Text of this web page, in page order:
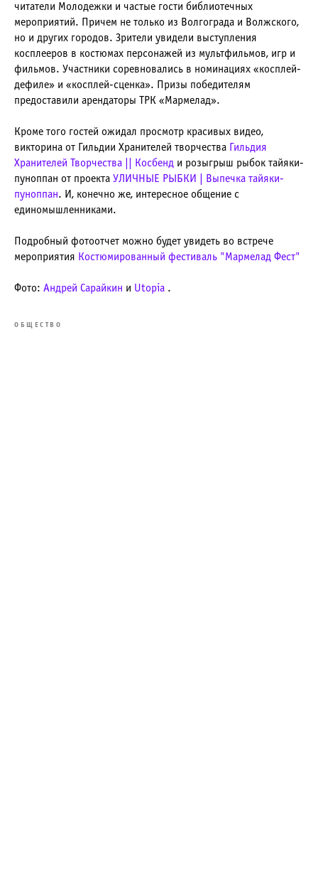
читатели Молодежки и частые гости библиотечных
мероприятий. Причем не только из Волгограда и Волжского,
но и других городов. Зрители увидели выступления
косплееров в костюмах персонажей из мультфильмов, игр и
фильмов. Участники соревновались в номинациях «косплей-
дефиле» и «косплей-сценка». Призы победителям
предоставили арендаторы ТРК «Мармелад».
Кроме того гостей ожидал просмотр красивых видео,
викторина от Гильдии Хранителей творчества Гильдия
Хранителей Творчества || Косбенд и розыгрыш рыбок тайяки-
пуноппан от проекта УЛИЧНЫЕ РЫБКИ | Выпечка тайяки-
пуноппан. И, конечно же, интересное общение с
единомышленниками.
Подробный фотоотчет можно будет увидеть во встрече
мероприятия Костюмированный фестиваль "Мармелад Фест"
Фото: Андрей Сарайкин и Utopia .
ОБЩЕСТВО